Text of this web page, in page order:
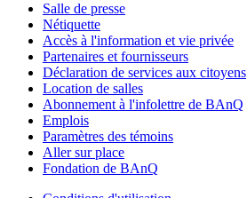
Salle de presse
Nétiquette
Accès à l'information et vie privée
Partenaires et fournisseurs
Déclaration de services aux citoyens
Location de salles
Abonnement à l'infolettre de BAnQ
Emplois
Paramètres des témoins
Aller sur place
Fondation de BAnQ